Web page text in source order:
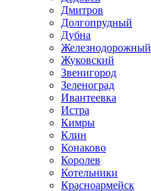
Дмитров
Долгопрудный
Дубна
Железнодорожный
Жуковский
Звенигород
Зеленоград
Ивантеевка
Истра
Кимры
Клин
Конаково
Королев
Котельники
Красноармейск